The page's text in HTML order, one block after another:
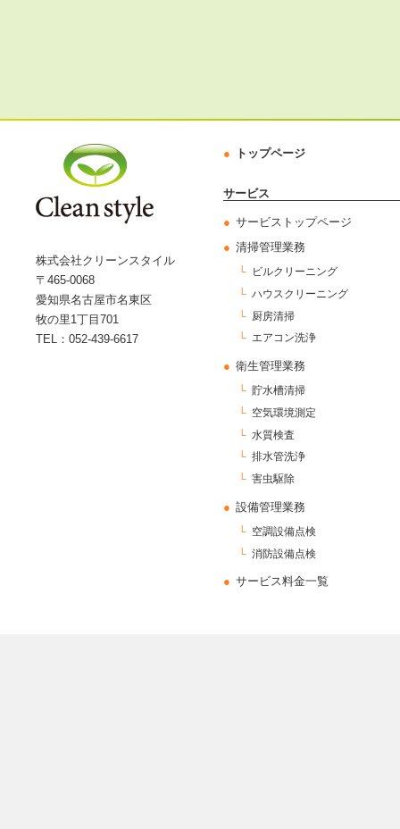
株式会社クリーンスタイル
〒465-0068
愛知県名古屋市名東区
牧の里1丁目701
TEL：052-439-6617
トップページ
サービス
サービストップページ
清掃管理業務
ビルクリーニング
ハウスクリーニング
厨房清掃
エアコン洗浄
衛生管理業務
貯水槽清掃
空気環境測定
水質検査
排水管洗浄
害虫駆除
設備管理業務
空調設備点検
消防設備点検
サービス料金一覧